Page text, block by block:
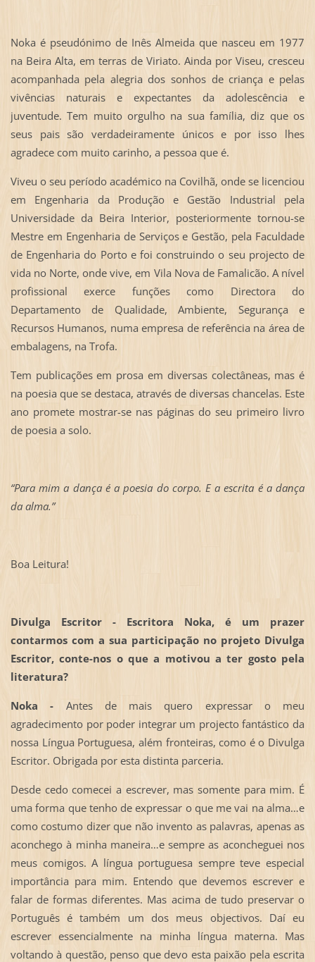
Noka é pseudónimo de Inês Almeida que nasceu em 1977
na Beira Alta, em terras de Viriato. Ainda por Viseu, cresceu
acompanhada pela alegria dos sonhos de criança e pelas
vivências naturais e expectantes da adolescência e
juventude. Tem muito orgulho na sua família, diz que os
seus pais são verdadeiramente únicos e por isso lhes
agradece com muito carinho, a pessoa que é.
Viveu o seu período académico na Covilhã, onde se licenciou
em Engenharia da Produção e Gestão Industrial pela
Universidade da Beira Interior, posteriormente tornou-se
Mestre em Engenharia de Serviços e Gestão, pela Faculdade
de Engenharia do Porto e foi construindo o seu projecto de
vida no Norte, onde vive, em Vila Nova de Famalicão. A nível
profissional exerce funções como Directora do
Departamento de Qualidade, Ambiente, Segurança e
Recursos Humanos, numa empresa de referência na área de
embalagens, na Trofa.
Tem publicações em prosa em diversas colectâneas, mas é
na poesia que se destaca, através de diversas chancelas. Este
ano promete mostrar-se nas páginas do seu primeiro livro
de poesia a solo.
“Para mim a dança é a poesia do corpo. E a escrita é a dança
da alma.”
Boa Leitura!
Divulga Escritor - Escritora Noka, é um prazer
contarmos com a sua participação no projeto Divulga
Escritor, conte-nos o que a motivou a ter gosto pela
literatura?
Noka - Antes de mais quero expressar o meu
agradecimento por poder integrar um projecto fantástico da
nossa Língua Portuguesa, além fronteiras, como é o Divulga
Escritor. Obrigada por esta distinta parceria.
Desde cedo comecei a escrever, mas somente para mim. É
uma forma que tenho de expressar o que me vai na alma…e
como costumo dizer que não invento as palavras, apenas as
aconchego à minha maneira…e sempre as aconcheguei nos
meus comigos. A língua portuguesa sempre teve especial
importância para mim. Entendo que devemos escrever e
falar de formas diferentes. Mas acima de tudo preservar o
Português é também um dos meus objectivos. Daí eu
escrever essencialmente na minha língua materna. Mas
voltando à questão, penso que devo esta paixão pela escrita